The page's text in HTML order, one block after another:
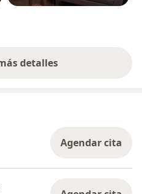
detalles
sobre la experiencia
Agendar cita